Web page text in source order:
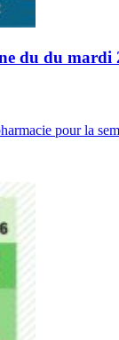
du du mardi
pour la